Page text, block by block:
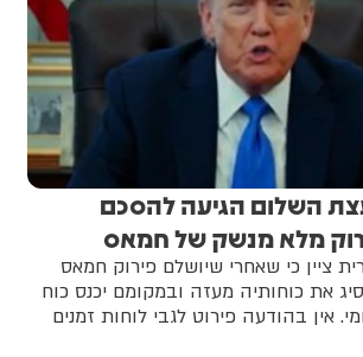
השלום הגיעה להסכם
מלא מנשק של חמאס
ציין כי שאחרי שיושלם פירוק חמאס
את כוחותיה מעזה ובמקומם יכנס כוח
אין בהודעה פירוט לגבי לוחות זמנים